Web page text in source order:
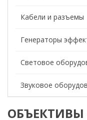
Кабели и разъемы
Генераторы
Световое
Звуковое
ОБЪЕКТИВЫ